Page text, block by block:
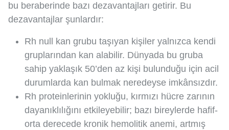
bu beraberinde bazı dezavantajları getirir. Bu
dezavantajlar şunlardır:
Rh null kan grubu taşıyan kişiler yalnızca kendi
gruplarından kan alabilir. Dünyada bu gruba
sahip yaklaşık 50’den az kişi bulunduğu için acil
durumlarda kan bulmak neredeyse imkânsızdır.
Rh proteinlerinin yokluğu, kırmızı hücre zarının
dayanıklılığını etkileyebilir; bazı bireylerde hafif-
orta derecede kronik hemolitik anemi, artmış